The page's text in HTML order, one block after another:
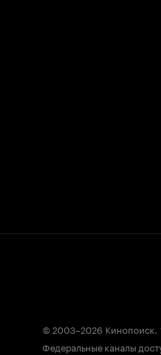
© 2003–2026 Кинопоиск.
Федеральные каналы